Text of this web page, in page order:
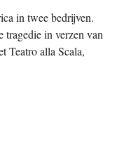
in twee bedrijven.
tragedie in verzen van
Teatro alla Scala,